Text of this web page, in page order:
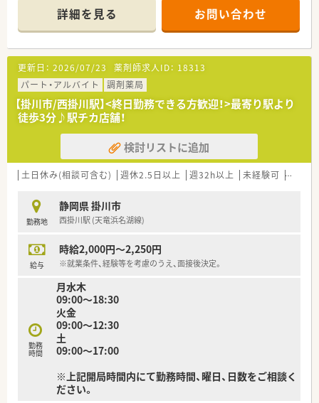
■患者と医療機関の間に立ち、双方に貢献したいという強い思い
がございます。
詳細を見る お問い合わせ
更新日： 2026/07/23 薬剤師求人ID： 18313
パート・アルバイト
調剤薬局
【掛川市/西掛川駅】<終日勤務できる方歓迎！>最寄り駅より
徒歩3分♪駅チカ店舗！
検討リストに追加
土日休み(相談可含む) 週休2.5日以上 週32h以上 未経験可 ブラン
勤務地
静岡県 掛川市
西掛川駅 (天竜浜名湖線)
給与
時給2,000円～2,250円
※就業条件、経験等を考慮のうえ、面接後決定。
勤務
時間
月水木
09:00～18:30
火金
09:00～12:30
土
09:00～17:00
※上記開局時間内にて勤務時間、曜日、日数をご相談く
ださい。